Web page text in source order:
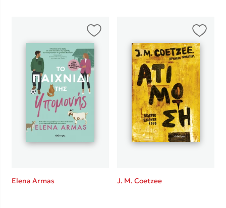
Elena Armas J. M. Coetzee